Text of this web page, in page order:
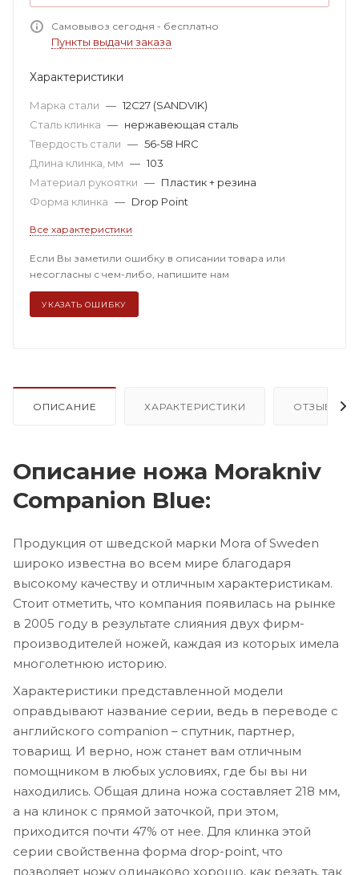
Самовывоз сегодня - бесплатно
Пункты выдачи заказа
Характеристики
Марка стали — 12C27 (SANDVIK)
Сталь клинка — нержавеющая сталь
Твердость стали — 56-58 HRC
Длина клинка, мм — 103
Материал рукоятки — Пластик + резина
Форма клинка — Drop Point
Все характеристики
Если Вы заметили ошибку в описании товара или
несогласны с чем-либо, напишите нам
УКАЗАТЬ ОШИБКУ
ОПИСАНИЕ ХАРАКТЕРИСТИКИ ОТЗЫВЫ (7)
Описание ножа Morakniv
Companion Blue:
Продукция от шведской марки Mora of Sweden
широко известна во всем мире благодаря
высокому качеству и отличным характеристикам.
Стоит отметить, что компания появилась на рынке
в 2005 году в результате слияния двух фирм-
производителей ножей, каждая из которых имела
многолетнюю историю.
Характеристики представленной модели
оправдывают название серии, ведь в переводе с
английского companion – спутник, партнер,
товарищ. И верно, нож станет вам отличным
помощником в любых условиях, где бы вы ни
находились. Общая длина ножа составляет 218 мм,
а на клинок с прямой заточкой, при этом,
приходится почти 47% от нее. Для клинка этой
серии свойственна форма drop-point, что
позволяет ножу одинаково хорошо, как резать, так